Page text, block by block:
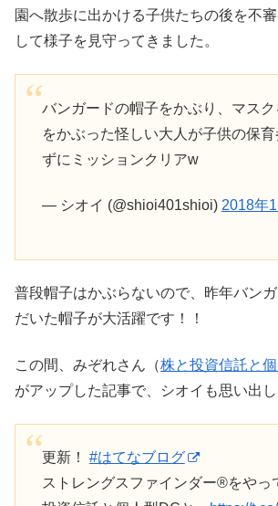
園へ散歩に出かける子供たちの後を不
して様子を見守ってきました。
バンガードの帽子をかぶり、マス
をかぶった怪しい大人が子供の保
ずにミッションクリアw
— シオイ (@shioi401shioi) 2018年
普段帽子はかぶらないので、昨年バン
だいた帽子が大活躍です！！
この間、みぞれさん（株と投資信託と個
がアップした記事で、シオイも思い出し
更新！ #はてなブログ
ストレングスファインダー®をやっ